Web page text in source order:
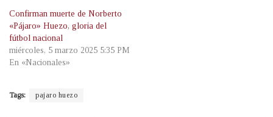
Confirman muerte de Norberto
«Pájaro» Huezo, gloria del
fútbol nacional
miércoles, 5 marzo 2025 5:35 PM
En «Nacionales»
Tags: pajaro huezo